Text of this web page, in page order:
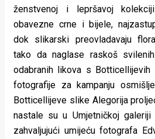
ženstvenoj i lepršavoj
obavezne crne i bijele,
dok slikarski preovladavaju
tako da naglase raskoš
odabranih likova s
fotografije za kampanju
Botticellijeve slike Alegorija
nastale su u Umjetničkoj
zahvaljujući umijeću fotografa